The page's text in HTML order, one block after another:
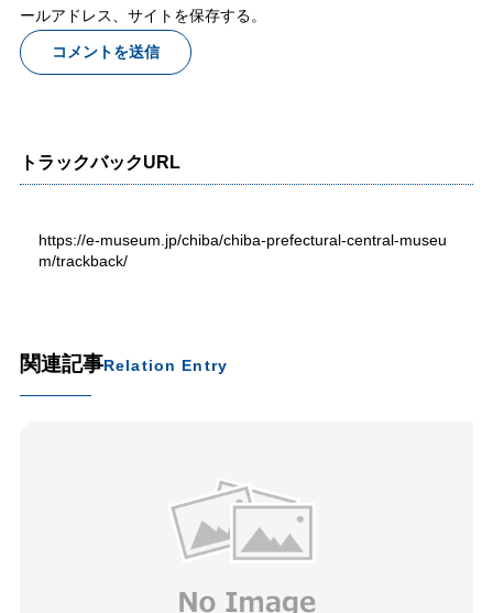
ールアドレス、サイトを保存する。
トラックバックURL
https://e-museum.jp/chiba/chiba-prefectural-central-museu
m/trackback/
関連記事Relation Entry